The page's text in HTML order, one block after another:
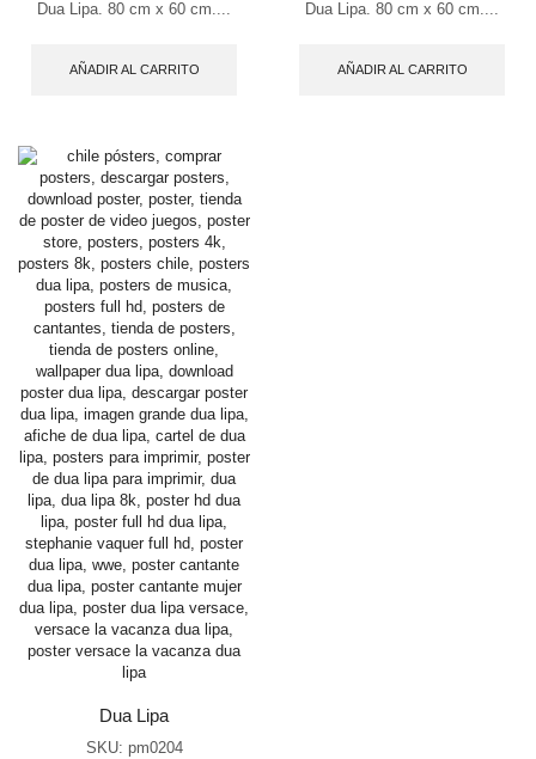
Dua Lipa. 80 cm x 60 cm....
AÑADIR AL CARRITO
Dua Lipa. 80 cm x 60 cm....
AÑADIR AL CARRITO
Dua Lipa
SKU: pm0204